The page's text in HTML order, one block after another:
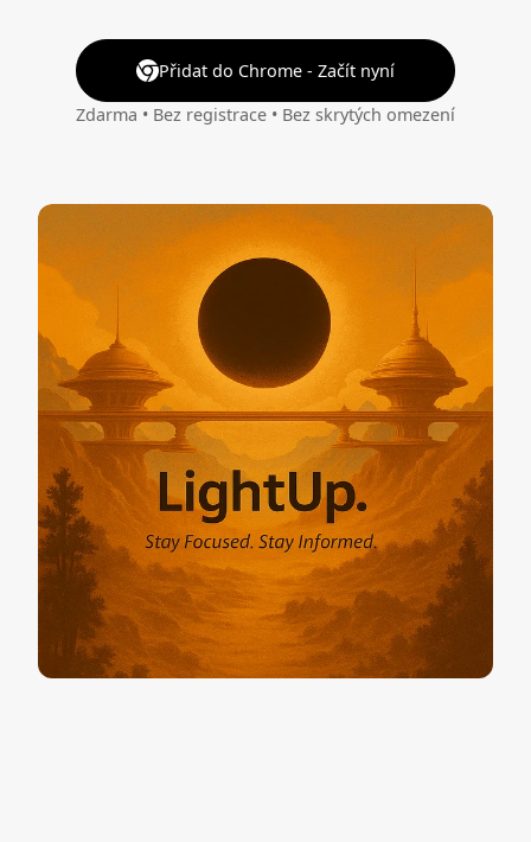
Přidat do Chrome - Začít nyní
Zdarma • Bez registrace • Bez skrytých omezení